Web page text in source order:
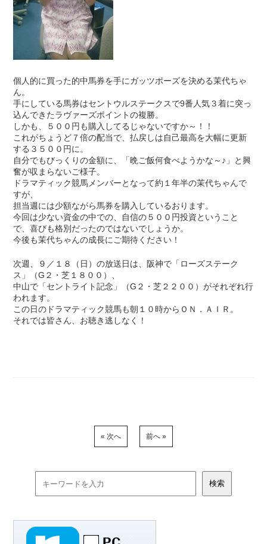
個人的に買った的中馬券を手にガッツポーズを決める茉代ちゃ
ん。
手にしている馬券はセントウルステークスで9番人気３着に突っ
込んできたラヴァーズポイントの複勝。
しかも、５００円も購入してるじゃないですか～！！
これがちょうど７倍の配当で、払戻しは自己最高を大幅に更新
する３５００円に。
自分でもびっくりの金額に、「晩ご飯何食べようかな～♪」と興
奮が収まらないご様子。
ドラマティック競馬メンバーとなって約１年半の茉代ちゃんで
すが、
担当週には少額ながら馬券を購入しているおります。
今回は少ない資金の中での、自信の５００円投資ということ
で、喜びも格別だったのではないでしょうか。
今後も茉代ちゃんの成長にご期待ください！
次週、９／１８（日）の放送日は、阪神で「ローズステーク
ス」（G２・芝１８００）、
中山で「セントライト記念」（G２・芝２２００）がそれぞれ行
われます。
この日のドラマティック競馬も朝１０時からＯＮ．ＡＩＲ。
それでは皆さん、お聴き逃しなく！
« 次へ 前へ »